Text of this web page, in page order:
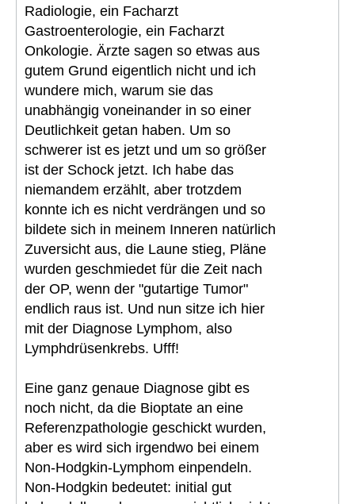
Radiologie, ein Facharzt
Gastroenterologie, ein Facharzt
Onkologie. Ärzte sagen so etwas aus
gutem Grund eigentlich nicht und ich
wundere mich, warum sie das
unabhängig voneinander in so einer
Deutlichkeit getan haben. Um so
schwerer ist es jetzt und um so größer
ist der Schock jetzt. Ich habe das
niemandem erzählt, aber trotzdem
konnte ich es nicht verdrängen und so
bildete sich in meinem Inneren natürlich
Zuversicht aus, die Laune stieg, Pläne
wurden geschmiedet für die Zeit nach
der OP, wenn der "gutartige Tumor"
endlich raus ist. Und nun sitze ich hier
mit der Diagnose Lymphom, also
Lymphdrüsenkrebs. Ufff!
Eine ganz genaue Diagnose gibt es
noch nicht, da die Bioptate an eine
Referenzpathologie geschickt wurden,
aber es wird sich irgendwo bei einem
Non-Hodgkin-Lymphom einpendeln.
Non-Hodgkin bedeutet: initial gut